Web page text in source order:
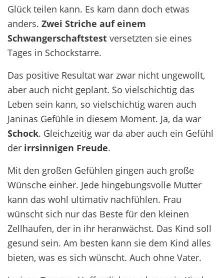
Glück teilen kann. Es kam dann doch etwas
anders. Zwei Striche auf einem
Schwangerschaftstest versetzten sie eines
Tages in Schockstarre.
Das positive Resultat war zwar nicht ungewollt,
aber auch nicht geplant. So vielschichtig das
Leben sein kann, so vielschichtig waren auch
Janinas Gefühle in diesem Moment. Ja, da war
Schock. Gleichzeitig war da aber auch ein Gefühl
der irrsinnigen Freude.
Mit den großen Gefühlen gingen auch große
Wünsche einher. Jede hingebungsvolle Mutter
kann das wohl ultimativ nachfühlen. Frau
wünscht sich nur das Beste für den kleinen
Zellhaufen, der in ihr heranwächst. Das Kind soll
gesund sein. Am besten kann sie dem Kind alles
bieten, was es sich wünscht. Auch ohne Vater.